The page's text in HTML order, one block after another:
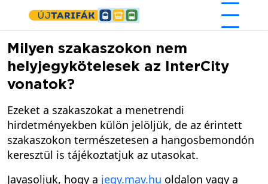
Ugrás a tartalomra
Milyen szakaszokon nem
helyjegykötelesek az InterCity
vonatok?
Ezeket a szakaszokat a menetrendi
hirdetményekben külön jelöljük, de az érintett
szakaszokon természetesen a hangosbemondón
keresztül is tájékoztatjuk az utasokat.
Javasoljuk, hogy a jegy.mav.hu oldalon vagy a